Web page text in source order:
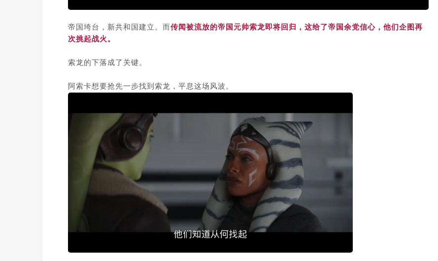
帝国垮台，新共和国建立。而传闻被流放的帝国元帅索龙即将回归，这给了帝国余党信心，他们企图再
次挑起战火。
索龙的下落成了关键。
阿索卡想要抢先一步找到索龙，平息这场风波。